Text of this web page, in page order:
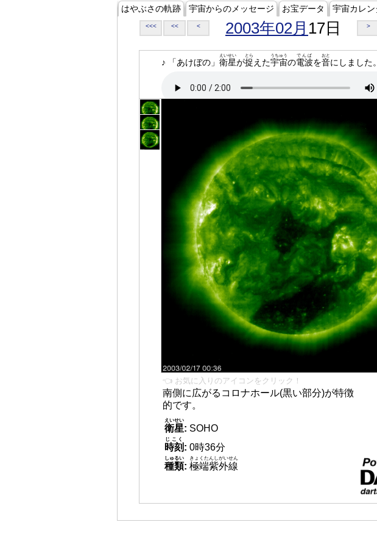
はやぶさの軌跡 宇宙からのメッセージ お宝データ 宇宙カレン
<<< << < 2003年02月 17日 >
♪ 「あけぼの」 衛星
えいせい
が捉
とら
えた宇宙
うちゅう
の電波
でんぱ
を音
おと
にしました。
👈 お気に入りのアイコンをクリック！
南側に広がるコロナホール(黒い部分)が特徴
的です。
衛星
えいせい
: SOHO
時刻
じこく
: 0時36分
種類
しゅるい
: 極端紫外線
きょくたんしがいせん